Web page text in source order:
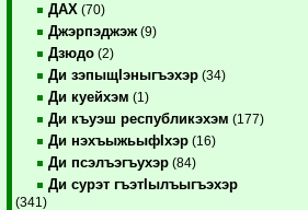
ДАХ (70)
Джэрпэджэж (9)
Дзюдо (2)
Ди зэпыщIэныгъэхэр (34)
Ди куейхэм (1)
Ди къуэш республикэхэм (177)
Ди нэхъыжьыфIхэр (16)
Ди псэлъэгъухэр (84)
Ди сурэт гъэтIылъыгъэхэр
(341)